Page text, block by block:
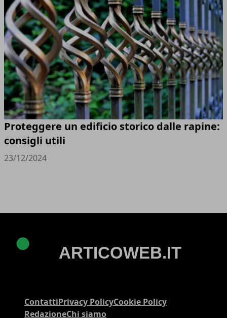
Proteggere un edificio storico dalle rapine:
consigli utili
23/12/2024
ContattiPrivacy PolicyCookie Policy
RedazioneChi siamo